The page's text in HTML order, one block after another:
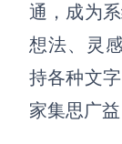
通，成为系
想法、灵
持各种文
家集思广